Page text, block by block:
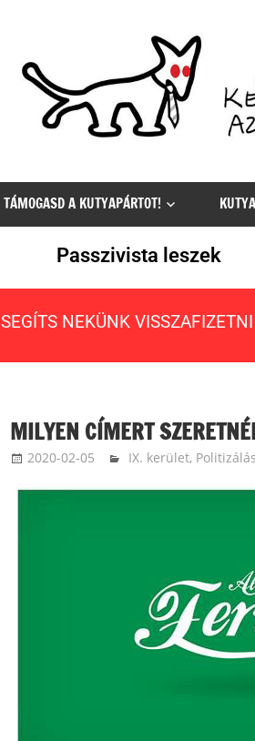
egyetlen
értelmes
választás
TÁMOGASD A KUTYAPÁRTOT!
Passzivista leszek
SEGÍTS NEKÜNK
MILYEN CÍMERT
2020-02-05 ketfarkukutya
IX. kerület, Politizálás